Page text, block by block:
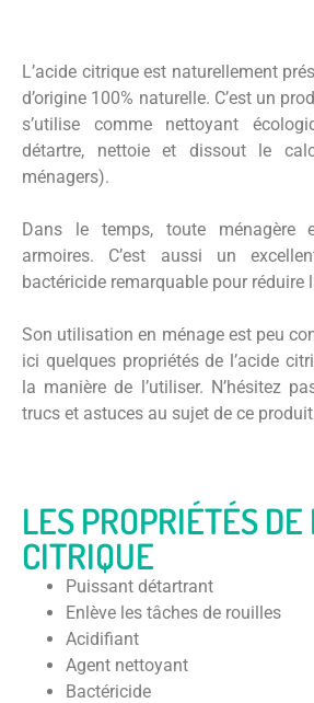
L’acide citrique est naturellement
d’origine 100% naturelle. C’est un
s’utilise comme nettoyant
détartre, nettoie et dissout le
ménagers).
Dans le temps, toute ménagère
armoires. C’est aussi un
bactéricide remarquable pour réduire
Son utilisation en ménage est peu
ici quelques propriétés de l’acide
la manière de l’utiliser. N’hésitez
trucs et astuces au sujet de ce
LES PROPRIÉTÉS DE
CITRIQUE
Puissant détartrant
Enlève les tâches de rouilles
Acidifiant
Agent nettoyant
Bactéricide